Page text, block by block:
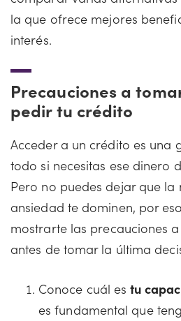
la que ofrece mejores
interés.
Precauciones a
pedir tu crédito
Acceder a un crédito es una
todo si necesitas ese dinero
Pero no puedes dejar que la
ansiedad te dominen, por
mostrarte las precauciones
antes de tomar la última
Conoce cuál estu
es fundamental que